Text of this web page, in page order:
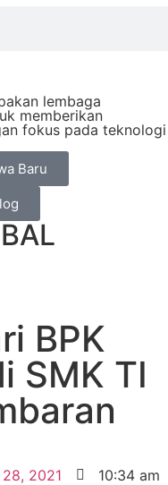
lembaga
memberikan
fokus pada teknologi
Baru
BPK
SMK TI
2021
10:34 am